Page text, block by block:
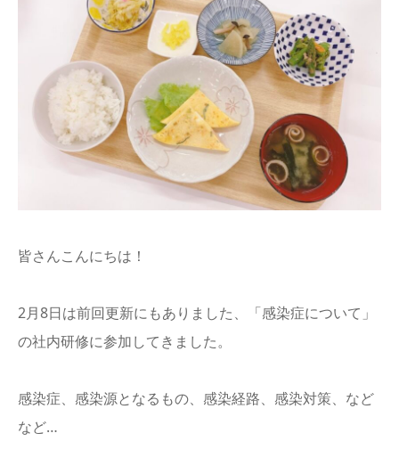
皆さんこんにちは！
2月8日は前回更新にもありました、「感染症について」
の社内研修に参加してきました。
感染症、感染源となるもの、感染経路、感染対策、など
など…
居宅介護・訪問介護
快護ラボ知技心
求人情報